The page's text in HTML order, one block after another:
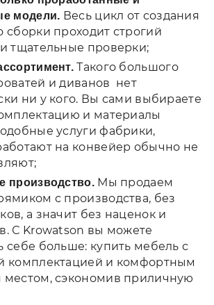
модели. Весь цикл от создания
сборки проходит строгий
тщательные проверки;
Такого большого
и диванов нет
ни у кого. Вы сами выбираете
и материалы
услуги фабрики,
на конвейер обычно не
производство. Мы продаем
с производства, без
а значит без наценок и
С Krowatson вы можете
себе больше: купить мебель с
комплектацией и комфортным
местом, сэкономив приличную